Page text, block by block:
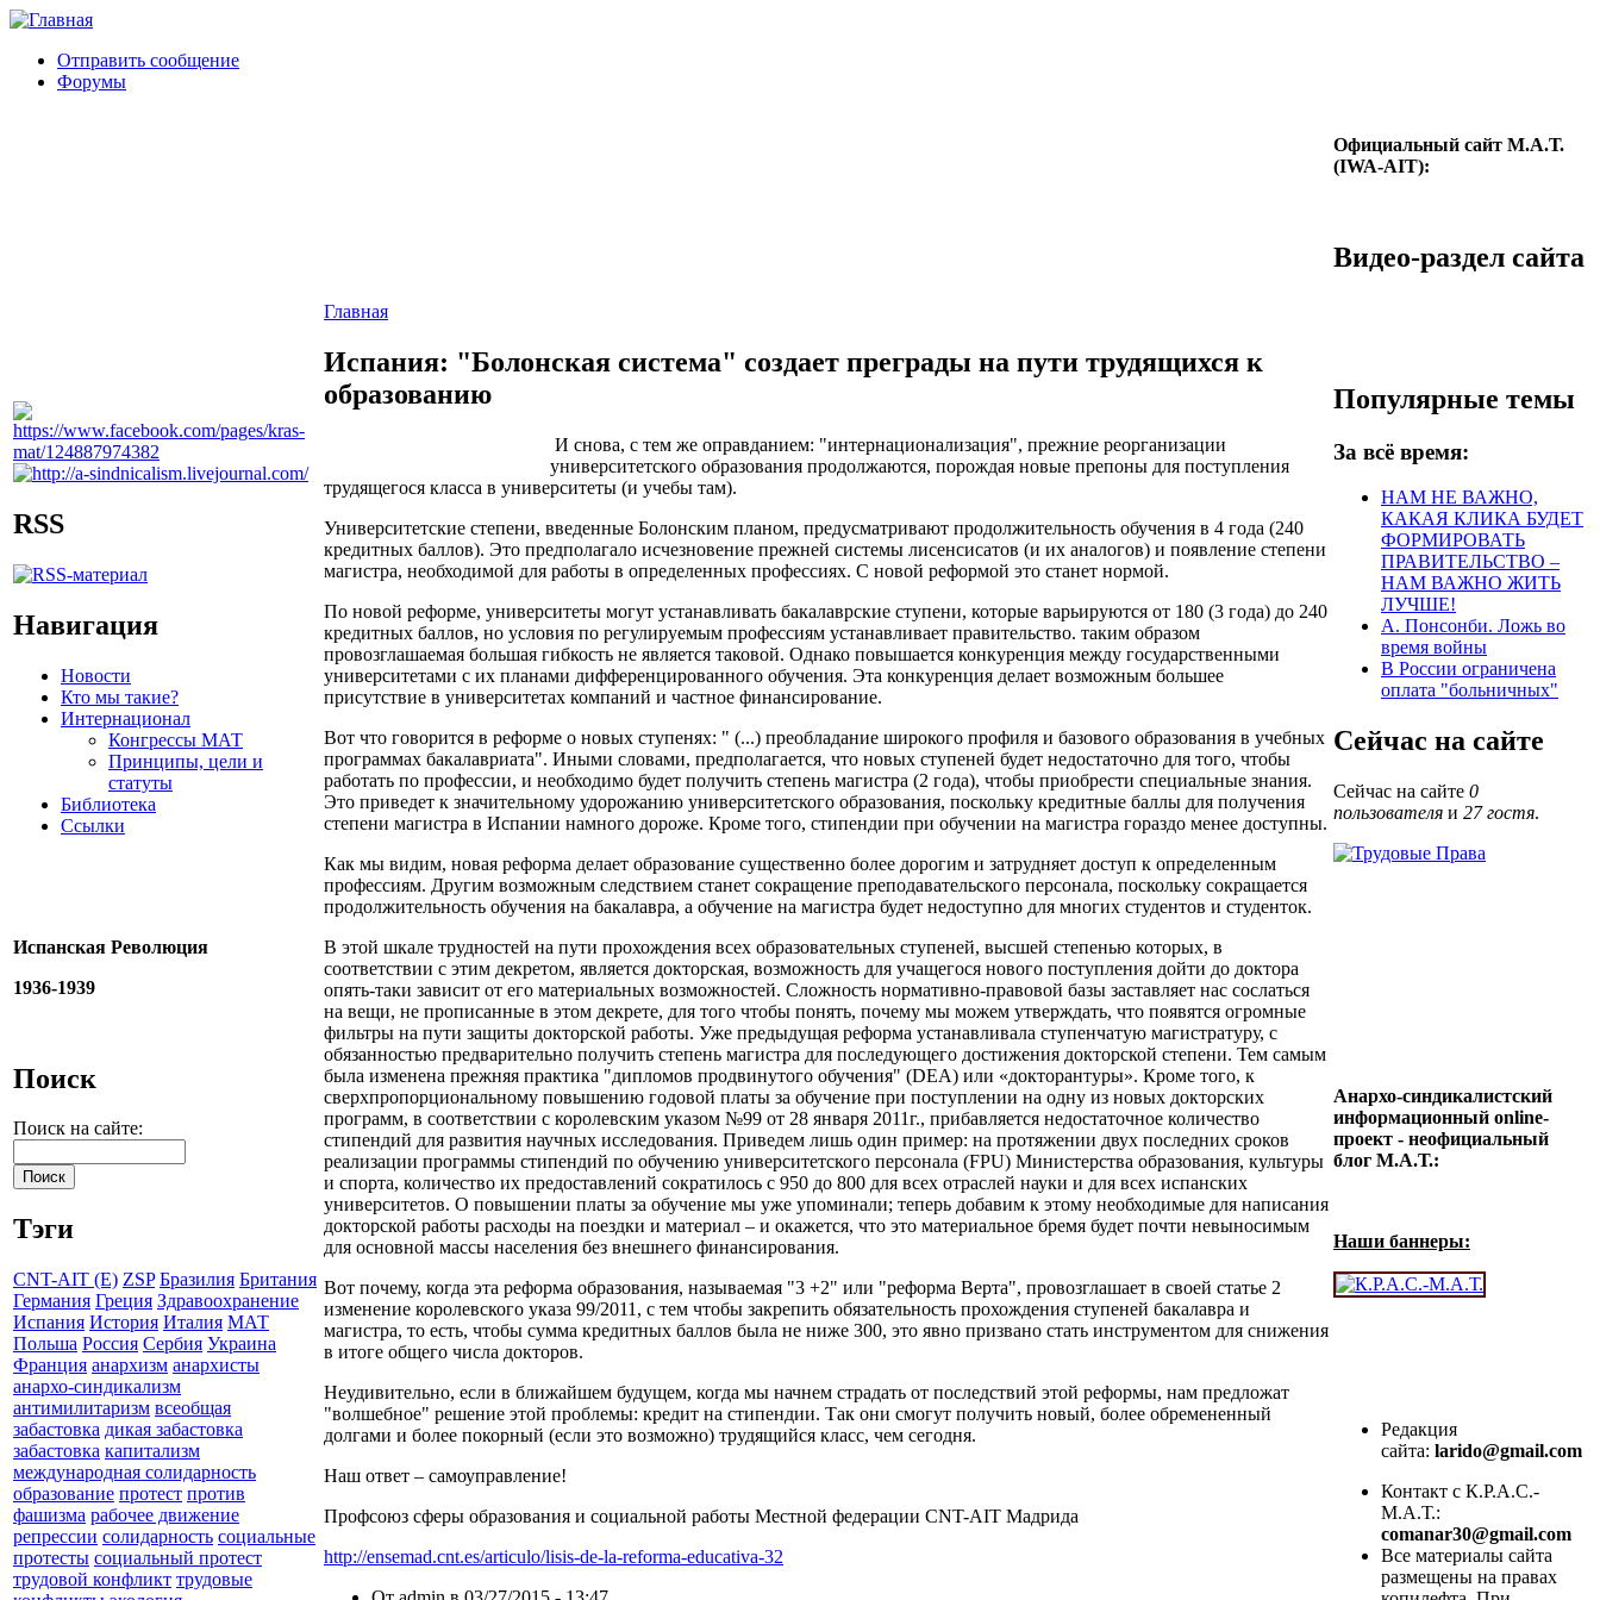
Отправить сообщение
Форумы
RSS
Навигация
Новости
Кто мы такие?
Интернационал
Конгрессы МАТ
Принципы, цели и
статуты
Библиотека
Ссылки
Испанская Революция
1936-1939
Поиск
Поиск на сайте:
Тэги
CNT-AIT (E) ZSP Бразилия Британия
Германия Греция Здравоохранение
Испания История Италия МАТ
Польша Россия Сербия Украина
Франция анархизм анархисты
анархо-синдикализм
антимилитаризм всеобщая
забастовка дикая забастовка
забастовка капитализм
международная солидарность
образование протест против
фашизма рабочее движение
репрессии солидарность социальные
протесты социальный протест
трудовой конфликт трудовые
Главная
Испания: "Болонская система" создает преграды на пути трудящихся к
образованию
И снова, с тем же оправданием: "интернационализация", прежние реорганизации
университетского образования продолжаются, порождая новые препоны для поступления
трудящегося класса в университеты (и учебы там).
Университетские степени, введенные Болонским планом, предусматривают продолжительность обучения в 4 года (240
кредитных баллов). Это предполагало исчезновение прежней системы лисенсисатов (и их аналогов) и появление степени
магистра, необходимой для работы в определенных профессиях. С новой реформой это станет нормой.
По новой реформе, университеты могут устанавливать бакалаврские ступени, которые варьируются от 180 (3 года) до 240
кредитных баллов, но условия по регулируемым профессиям устанавливает правительство. таким образом
провозглашаемая большая гибкость не является таковой. Однако повышается конкуренция между государственными
университетами с их планами дифференцированного обучения. Эта конкуренция делает возможным большее
присутствие в университетах компаний и частное финансирование.
Вот что говорится в реформе о новых ступенях: " (...) преобладание широкого профиля и базового образования в учебных
программах бакалавриата". Иными словами, предполагается, что новых ступеней будет недостаточно для того, чтобы
работать по профессии, и необходимо будет получить степень магистра (2 года), чтобы приобрести специальные знания.
Это приведет к значительному удорожанию университетского образования, поскольку кредитные баллы для получения
степени магистра в Испании намного дороже. Кроме того, стипендии при обучении на магистра гораздо менее доступны.
Как мы видим, новая реформа делает образование существенно более дорогим и затрудняет доступ к определенным
профессиям. Другим возможным следствием станет сокращение преподавательского персонала, поскольку сокращается
продолжительность обучения на бакалавра, а обучение на магистра будет недоступно для многих студентов и студенток.
В этой шкале трудностей на пути прохождения всех образовательных ступеней, высшей степенью которых, в
соответствии с этим декретом, является докторская, возможность для учащегося нового поступления дойти до доктора
опять-таки зависит от его материальных возможностей. Сложность нормативно-правовой базы заставляет нас сослаться
на вещи, не прописанные в этом декрете, для того чтобы понять, почему мы можем утверждать, что появятся огромные
фильтры на пути защиты докторской работы. Уже предыдущая реформа устанавливала ступенчатую магистратуру, с
обязанностью предварительно получить степень магистра для последующего достижения докторской степени. Тем самым
была изменена прежняя практика "дипломов продвинутого обучения" (DEA) или «докторантуры». Кроме того, к
сверхпропорциональному повышению годовой платы за обучение при поступлении на одну из новых докторских
программ, в соответствии с королевским указом №99 от 28 января 2011г., прибавляется недостаточное количество
стипендий для развития научных исследования. Приведем лишь один пример: на протяжении двух последних сроков
реализации программы стипендий по обучению университетского персонала (FPU) Министерства образования, культуры
и спорта, количество их предоставлений сократилось с 950 до 800 для всех отраслей науки и для всех испанских
университетов. О повышении платы за обучение мы уже упоминали; теперь добавим к этому необходимые для написания
докторской работы расходы на поездки и материал – и окажется, что это материальное бремя будет почти невыносимым
для основной массы населения без внешнего финансирования.
Вот почему, когда эта реформа образования, называемая "3 +2" или "реформа Верта", провозглашает в своей статье 2
изменение королевского указа 99/2011, с тем чтобы закрепить обязательность прохождения ступеней бакалавра и
магистра, то есть, чтобы сумма кредитных баллов была не ниже 300, это явно призвано стать инструментом для снижения
в итоге общего числа докторов.
Неудивительно, если в ближайшем будущем, когда мы начнем страдать от последствий этой реформы, нам предложат
"волшебное" решение этой проблемы: кредит на стипендии. Так они смогут получить новый, более обремененный
долгами и более покорный (если это возможно) трудящийся класс, чем сегодня.
Наш ответ – самоуправление!
Профсоюз сферы образования и социальной работы Местной федерации CNT-AIT Мадрида
http://ensemad.cnt.es/articulo/lisis-de-la-reforma-educativa-32
Официальный сайт М.А.Т.
(IWA-AIT):
Видео-раздел сайта
Популярные темы
За всё время:
НАМ НЕ ВАЖНО,
КАКАЯ КЛИКА БУДЕТ
ФОРМИРОВАТЬ
ПРАВИТЕЛЬСТВО –
НАМ ВАЖНО ЖИТЬ
ЛУЧШЕ!
А. Понсонби. Ложь во
время войны
В России ограничена
оплата "больничных"
Сейчас на сайте
Сейчас на сайте 0
пользователя и 27 гостя.
Анархо-синдикалистский
информационный online-
проект - неофициальный
блог М.А.Т.:
Наши баннеры:
Редакция
сайта: larido@gmail.com
Контакт с К.Р.А.С.-
М.А.Т.:
comanar30@gmail.com
Все материалы сайта
размещены на правах